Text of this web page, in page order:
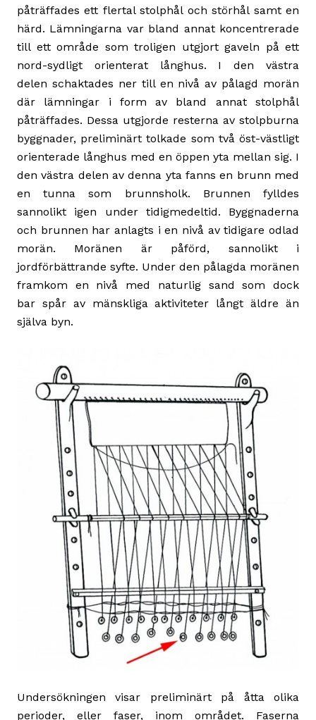
påträffades ett flertal stolphål och störhål samt en
härd. Lämningarna var bland annat koncentrerade
till ett område som troligen utgjort gaveln på ett
nord-sydligt orienterat långhus. I den västra
delen schaktades ner till en nivå av pålagd morän
där lämningar i form av bland annat stolphål
påträffades. Dessa utgjorde resterna av stolpburna
byggnader, preliminärt tolkade som två öst-västligt
orienterade långhus med en öppen yta mellan sig. I
den västra delen av denna yta fanns en brunn med
en tunna som brunnsholk. Brunnen fylldes
sannolikt igen under tidigmedeltid. Byggnaderna
och brunnen har anlagts i en nivå av tidigare odlad
morän. Moränen är påförd, sannolikt i
jordförbättrande syfte. Under den pålagda moränen
framkom en nivå med naturlig sand som dock
bar spår av mänskliga aktiviteter långt äldre än
själva byn.
Undersökningen visar preliminärt på åtta olika
perioder, eller faser, inom området. Faserna